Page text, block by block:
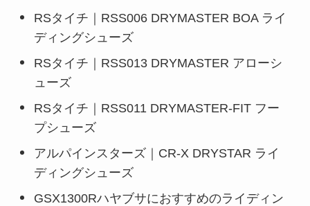
RSタイチ｜RSS006 DRYMASTER BOA ライ
ディングシューズ
RSタイチ｜RSS013 DRYMASTER アローシ
ューズ
RSタイチ｜RSS011 DRYMASTER-FIT フー
プシューズ
アルパインスターズ｜CR-X DRYSTAR ライ
ディングシューズ
GSX1300Rハヤブサにおすすめのライディン